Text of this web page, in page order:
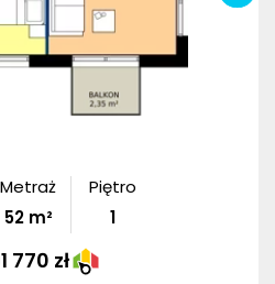
Metraż
52m²
Piętro
1
770 zł